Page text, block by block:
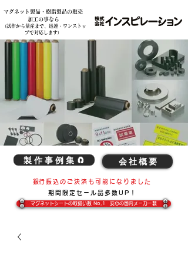
各種素材の複雑な切削加工、造形加工、マグネット製品の事は弊社へ 株式会社インスピレーション
マグネット製品・樹脂製品の販売
加工の事なら
​（試作から量産まで、迅速・ワンストッ
プで対応します）
製 作 事 例 集 🧲 会 社 概 要
​銀行振込のご決済も可能になりました
期間限定​セール品多数UP！
マグネットシートの取扱い数 No,1 安心の国内メーカー製